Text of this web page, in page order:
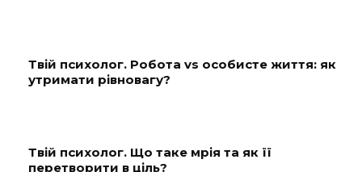
Твій психолог. Робота vs особисте життя: як
утримати рівновагу?
Твій психолог. Що таке мрія та як її
перетворити в ціль?